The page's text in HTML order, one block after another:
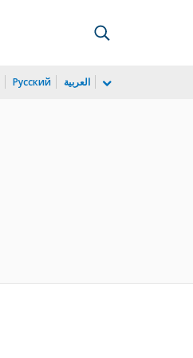
Русский العربية